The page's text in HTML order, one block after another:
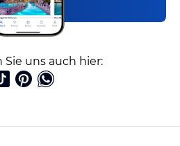
Sie uns auch hier: